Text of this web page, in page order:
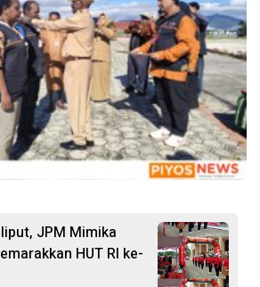
JPM Mimika
HUT RI ke-